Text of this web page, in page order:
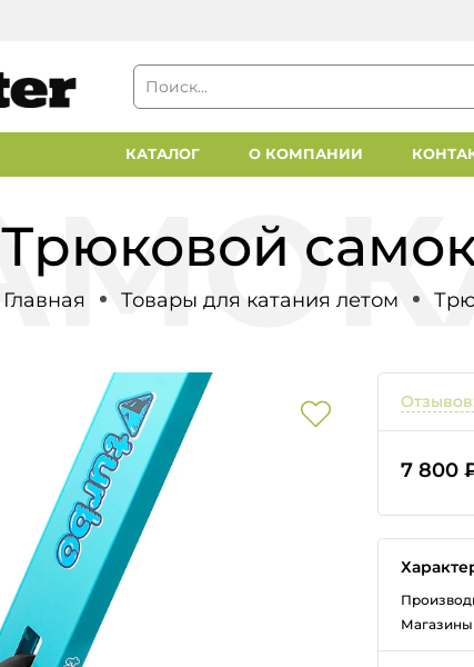
КАТАЛОГ О КОМПАНИИ
Трюковой
Главная Товары для катания летом
7 800
Магазины